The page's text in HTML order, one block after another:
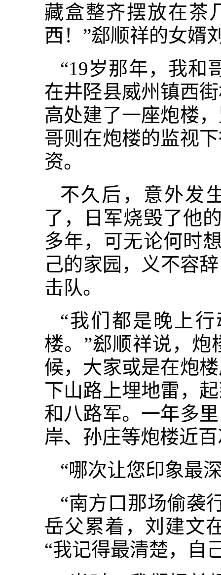
藏盒整齐摆放在茶
西！”郄顺祥的女婿
“19岁那年，我和
在井陉县威州镇西
高处建了一座炮楼
哥则在炮楼的监视
资。
不久后，意外发
了，日军烧毁了他
多年，可无论何时
己的家园，义不容
击队。
“我们都是晚上
楼。”郄顺祥说，
候，大家或是在炮
下山路上埋地雷，
和八路军。一年多
岸、孙庄等炮楼近
“哪次让您印象最
“南方口那场偷袭
岳父累着，刘建文
“我记得最清楚，自